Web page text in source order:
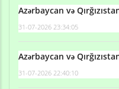
Azərbaycan və
31-07-2026 23:34:05
Azərbaycan və
31-07-2026 22:40:10